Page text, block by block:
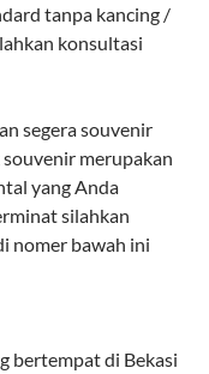
tanpa kancing /
konsultasi
segera souvenir
merupakan
yang Anda
silahkan
nomer bawah ini
bertempat di Bekasi